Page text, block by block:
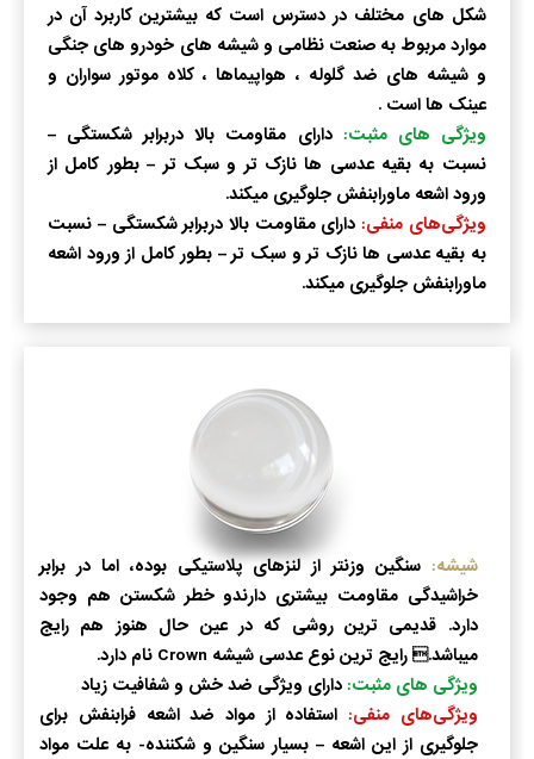
شکل های مختلف در دسترس است که بیشترین کاربرد آن در
موارد مربوط به صنعت نظامی و شیشه های خودرو های جنگی
و شیشه های ضد گلوله ، هواپیماها ، کلاه موتور سواران و
عینک ها است .
ویژگی های مثبت: دارای مقاومت بالا دربرابر شکستگی –
نسبت به بقیه عدسی ها نازک تر و سبک تر – بطور کامل از
ورود اشعه ماورابنفش جلوگیری میکند.
ویژگی‌های منفی:دارای مقاومت بالا دربرابر شکستگی – نسبت
به بقیه عدسی ها نازک تر و سبک تر – بطور کامل از ورود اشعه
ماورابنفش جلوگیری میکند.
شیشه:سنگین وزنتر از لنزهای پلاستیکی بوده، اما در برابر
خراشیدگی مقاومت بیشتری دارندو خطر شکستن هم وجود
دارد. قدیمی ترین روشی که در عین حال هنوز هم رایج
میباشد. رایج ترین نوع عدسی شیشه Crown نام دارد.
ویژگی های مثبت:دارای ویژگی ضد خش و شفافیت زیاد
ویژگی‌های منفی:استفاده از مواد ضد اشعه فرابنفش برای
جلوگیری از این اشعه – بسیار سنگین و شکننده- به علت مواد